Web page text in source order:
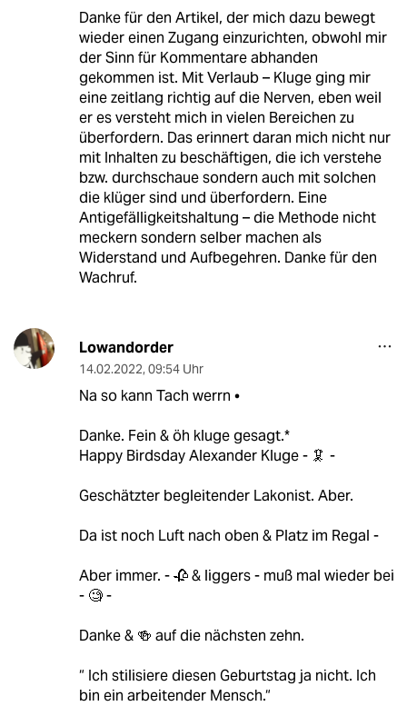
Danke für den Artikel, der mich dazu bewegt
wieder einen Zugang einzurichten, obwohl mir
der Sinn für Kommentare abhanden
gekommen ist. Mit Verlaub – Kluge ging mir
eine zeitlang richtig auf die Nerven, eben weil
er es versteht mich in vielen Bereichen zu
überfordern. Das erinnert daran mich nicht nur
mit Inhalten zu beschäftigen, die ich verstehe
bzw. durchschaue sondern auch mit solchen
die klüger sind und überfordern. Eine
Antigefälligkeitshaltung – die Methode nicht
meckern sondern selber machen als
Widerstand und Aufbegehren. Danke für den
Wachruf.
Lowandorder
14.02.2022, 09:54 Uhr
Na so kann Tach werrn •
Danke. Fein & öh kluge gesagt.*
Happy Birdsday Alexander Kluge - 🦑 -
Geschätzter begleitender Lakonist. Aber.
Da ist noch Luft nach oben & Platz im Regal -
Aber immer. - 🥀 & liggers - muß mal wieder bei
- 🧐 -
Danke & 🍻 auf die nächsten zehn.
“ Ich stilisiere diesen Geburtstag ja nicht. Ich
bin ein arbeitender Mensch.“